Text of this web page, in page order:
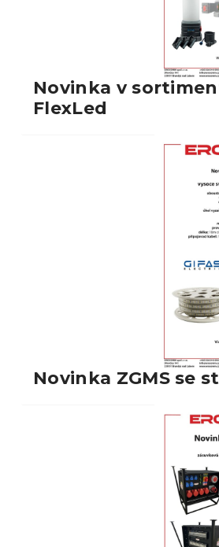
Novinka v
FlexLed
Novinka ZGMS se